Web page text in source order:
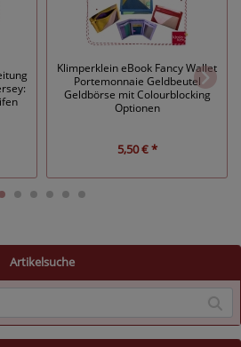
Klimperklein eBook Fancy Wallet
Portemonnaie Geldbeutel
Geldbörse mit Colourblocking
Optionen
5,50 € *
Artikelsuche